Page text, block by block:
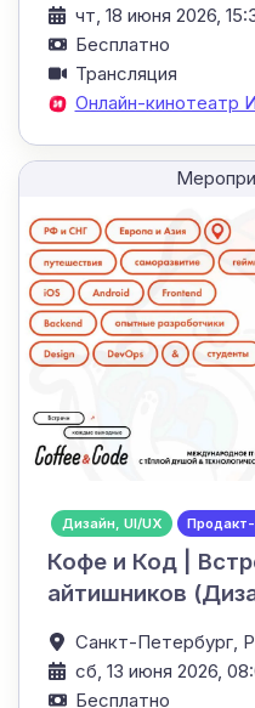
чт, 18 июня 2026,
Бесплатно
Трансляция
Онлайн-кинотеатр
Дизайн, UI/UX
Кофе и Код |
айтишников
Санкт-Петербург,
сб, 13 июня 2026,
Бесплатно